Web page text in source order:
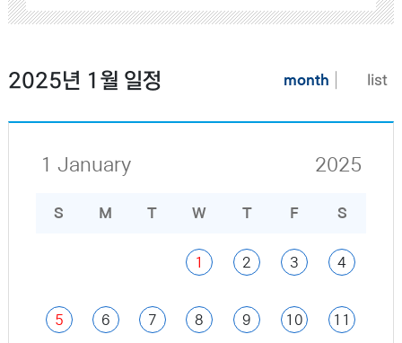
2025년 1월 일정 month list
1 January 2025
S M T W T F S
1 2 3 4
5 6 7 8 9 10 11